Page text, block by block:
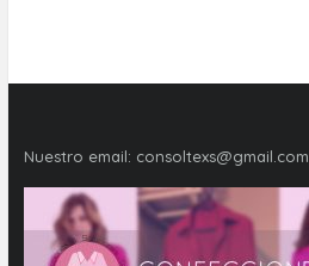
Nuestro email: consoltexs@gmail.com